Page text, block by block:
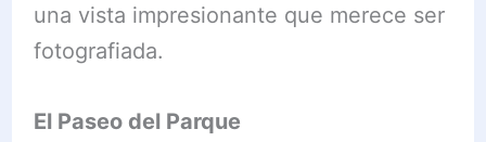
una vista impresionante que merece ser
fotografiada.
El Paseo del Parque